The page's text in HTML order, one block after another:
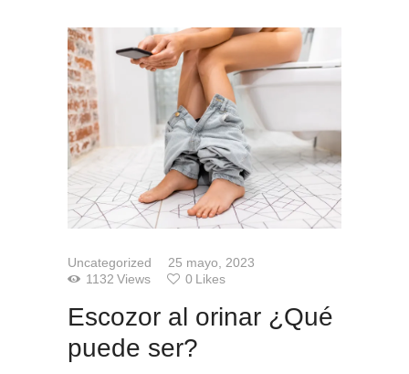
Uncategorized
25 mayo, 2023
1132 Views 0 Likes
Escozor al orinar ¿Qué
puede ser?